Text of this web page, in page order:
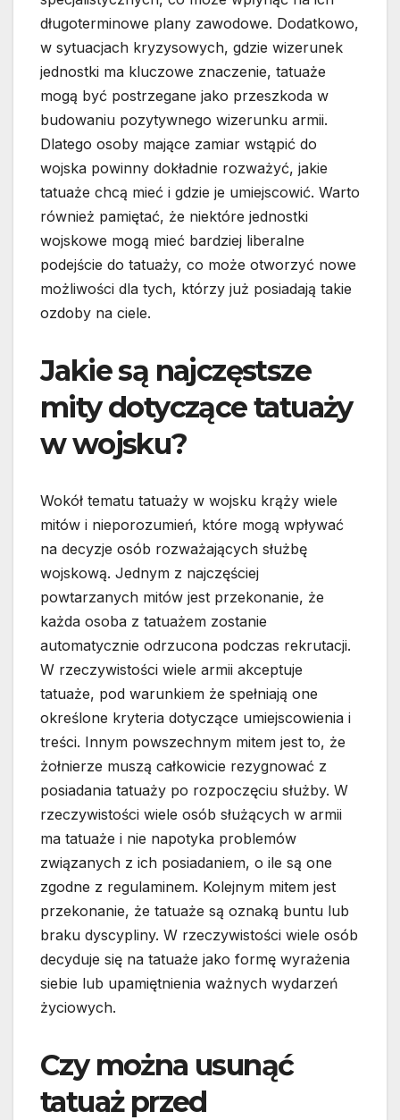
długoterminowe plany zawodowe. Dodatkowo,
w sytuacjach kryzysowych, gdzie wizerunek
jednostki ma kluczowe znaczenie, tatuaże
mogą być postrzegane jako przeszkoda w
budowaniu pozytywnego wizerunku armii.
Dlatego osoby mające zamiar wstąpić do
wojska powinny dokładnie rozważyć, jakie
tatuaże chcą mieć i gdzie je umiejscowić. Warto
również pamiętać, że niektóre jednostki
wojskowe mogą mieć bardziej liberalne
podejście do tatuaży, co może otworzyć nowe
możliwości dla tych, którzy już posiadają takie
ozdoby na ciele.
Jakie są najczęstsze
mity dotyczące tatuaży
w wojsku?
Wokół tematu tatuaży w wojsku krąży wiele
mitów i nieporozumień, które mogą wpływać
na decyzje osób rozważających służbę
wojskową. Jednym z najczęściej
powtarzanych mitów jest przekonanie, że
każda osoba z tatuażem zostanie
automatycznie odrzucona podczas rekrutacji.
W rzeczywistości wiele armii akceptuje
tatuaże, pod warunkiem że spełniają one
określone kryteria dotyczące umiejscowienia i
treści. Innym powszechnym mitem jest to, że
żołnierze muszą całkowicie rezygnować z
posiadania tatuaży po rozpoczęciu służby. W
rzeczywistości wiele osób służących w armii
ma tatuaże i nie napotyka problemów
związanych z ich posiadaniem, o ile są one
zgodne z regulaminem. Kolejnym mitem jest
przekonanie, że tatuaże są oznaką buntu lub
braku dyscypliny. W rzeczywistości wiele osób
decyduje się na tatuaże jako formę wyrażenia
siebie lub upamiętnienia ważnych wydarzeń
życiowych.
Czy można usunąć
tatuaż przed